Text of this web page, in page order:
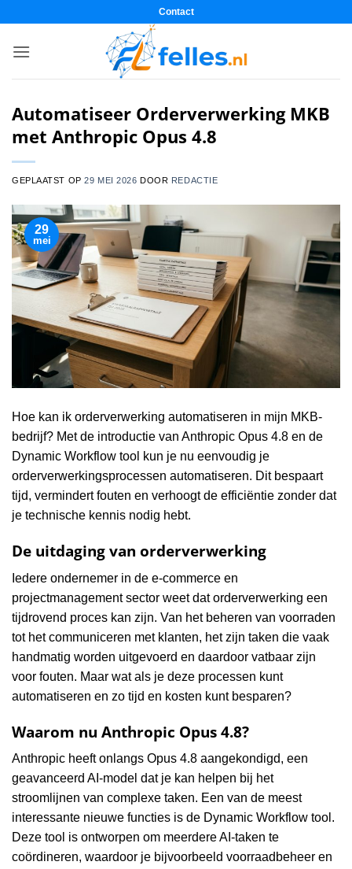
inhoud
Contact
Automatiseer Orderverwerking MKB
met Anthropic Opus 4.8
GEPLAATST OP29 MEI 2026 DOOR REDACTIE
29
mei
Hoe kan ik orderverwerking automatiseren in mijn MKB-
bedrijf? Met de introductie van Anthropic Opus 4.8 en de
Dynamic Workflow tool kun je nu eenvoudig je
orderverwerkingsprocessen automatiseren. Dit bespaart
tijd, vermindert fouten en verhoogt de efficiëntie zonder dat
je technische kennis nodig hebt.
De uitdaging van orderverwerking
Iedere ondernemer in de e-commerce en
projectmanagement sector weet dat orderverwerking een
tijdrovend proces kan zijn. Van het beheren van voorraden
tot het communiceren met klanten, het zijn taken die vaak
handmatig worden uitgevoerd en daardoor vatbaar zijn
voor fouten. Maar wat als je deze processen kunt
automatiseren en zo tijd en kosten kunt besparen?
Waarom nu Anthropic Opus 4.8?
Anthropic heeft onlangs Opus 4.8 aangekondigd, een
geavanceerd AI-model dat je kan helpen bij het
stroomlijnen van complexe taken. Een van de meest
interessante nieuwe functies is de Dynamic Workflow tool.
Deze tool is ontworpen om meerdere AI-taken te
coördineren, waardoor je bijvoorbeeld voorraadbeheer en